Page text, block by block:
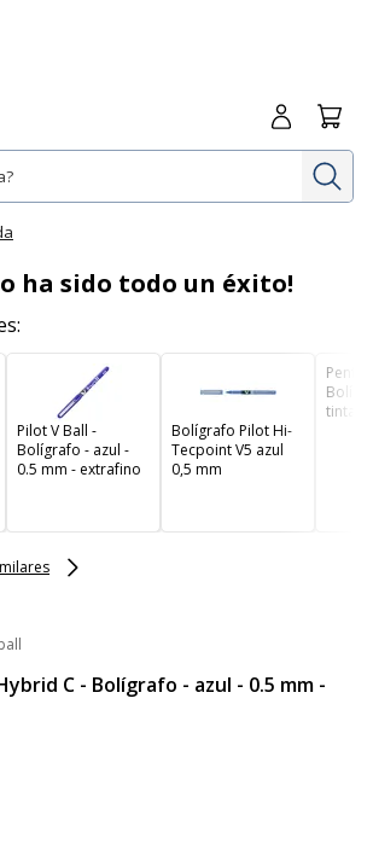
Iniciar
ha sido todo un éxito!
Pilot V Ball -
Bolígrafo - azul -
0.5 mm - extrafino
Bolígrafo Pilot Hi-
Tecpoint V5 azul
0,5 mm
Pentel
Bolígrafo -
tinta
C - Bolígrafo - azul - 0.5 mm -